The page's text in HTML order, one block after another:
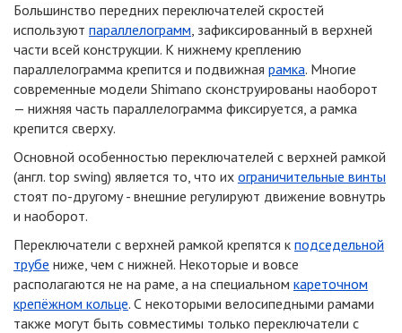
Большинство передних переключателей скростей
используют параллелограмм, зафиксированный в верхней
части всей конструкции. К нижнему креплению
параллелограмма крепится и подвижная рамка. Многие
современные модели Shimano сконструированы наоборот
— нижняя часть параллелограмма фиксируется, а рамка
крепится сверху.
Основной особенностью переключателей с верхней рамкой
(англ. top swing) является то, что их ограничительные винты
стоят по-другому - внешние регулируют движение вовнутрь
и наоборот.
Переключатели с верхней рамкой крепятся к подседельной
трубе ниже, чем с нижней. Некоторые и вовсе
располагаются не на раме, а на специальном кареточном
крепёжном кольце. С некоторыми велосипедными рамами
также могут быть совместимы только переключатели с